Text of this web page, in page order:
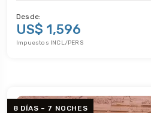
Desde:
US$ 1,596
Impuestos INCL/PERS
8 DÍAS – 7 NOCHES